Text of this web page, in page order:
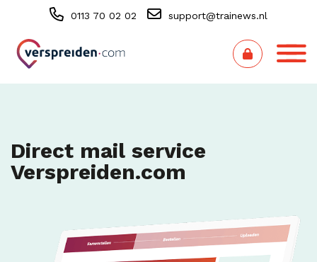
0113 70 02 02 support@trainews.nl
Direct mail service
Verspreiden.com